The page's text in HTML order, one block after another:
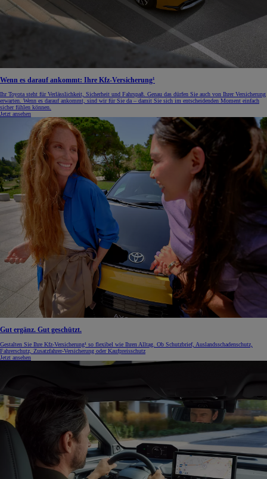
Wenn es darauf ankommt: Ihre Kfz-Versicherung¹
Ihr Toyota steht für Verlässlichkeit, Sicherheit und Fahrspaß. Genau das dürfen Sie auch von Ihrer Versicherung
erwarten. Wenn es darauf ankommt, sind wir für Sie da – damit Sie sich im entscheidenden Moment einfach
sicher fühlen können.
Jetzt ansehen
Gut ergänz. Gut geschützt.
Gestalten Sie Ihre Kfz-Versicherung¹ so flexibel wie Ihren Alltag. Ob Schutzbrief, Auslandsschadenschutz,
Fahrerschutz, Zusatzfahrer-Versicherung oder Kaufpreisschutz
Jetzt ansehen